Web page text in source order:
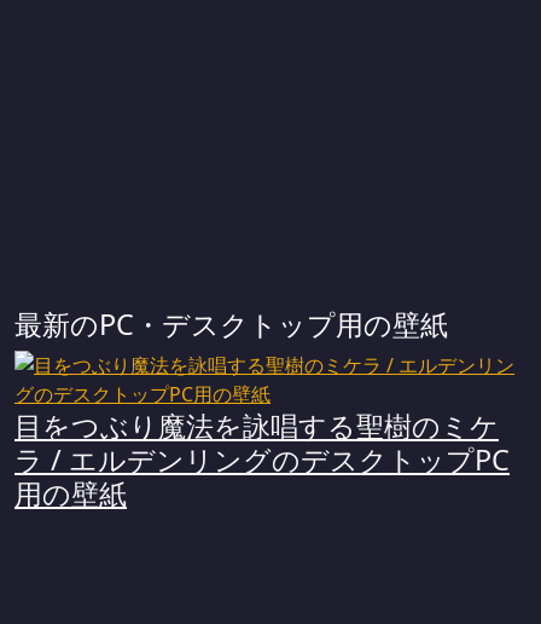
最新のPC・デスクトップ用の壁紙
目をつぶり魔法を詠唱する聖樹のミケ
ラ / エルデンリングのデスクトップPC
用の壁紙